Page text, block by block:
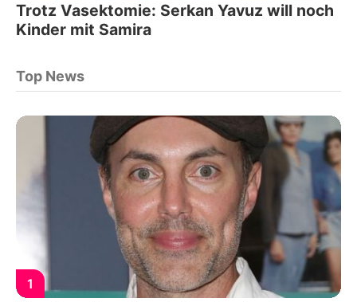
Trotz Vasektomie: Serkan Yavuz will noch
Kinder mit Samira
Top News
1